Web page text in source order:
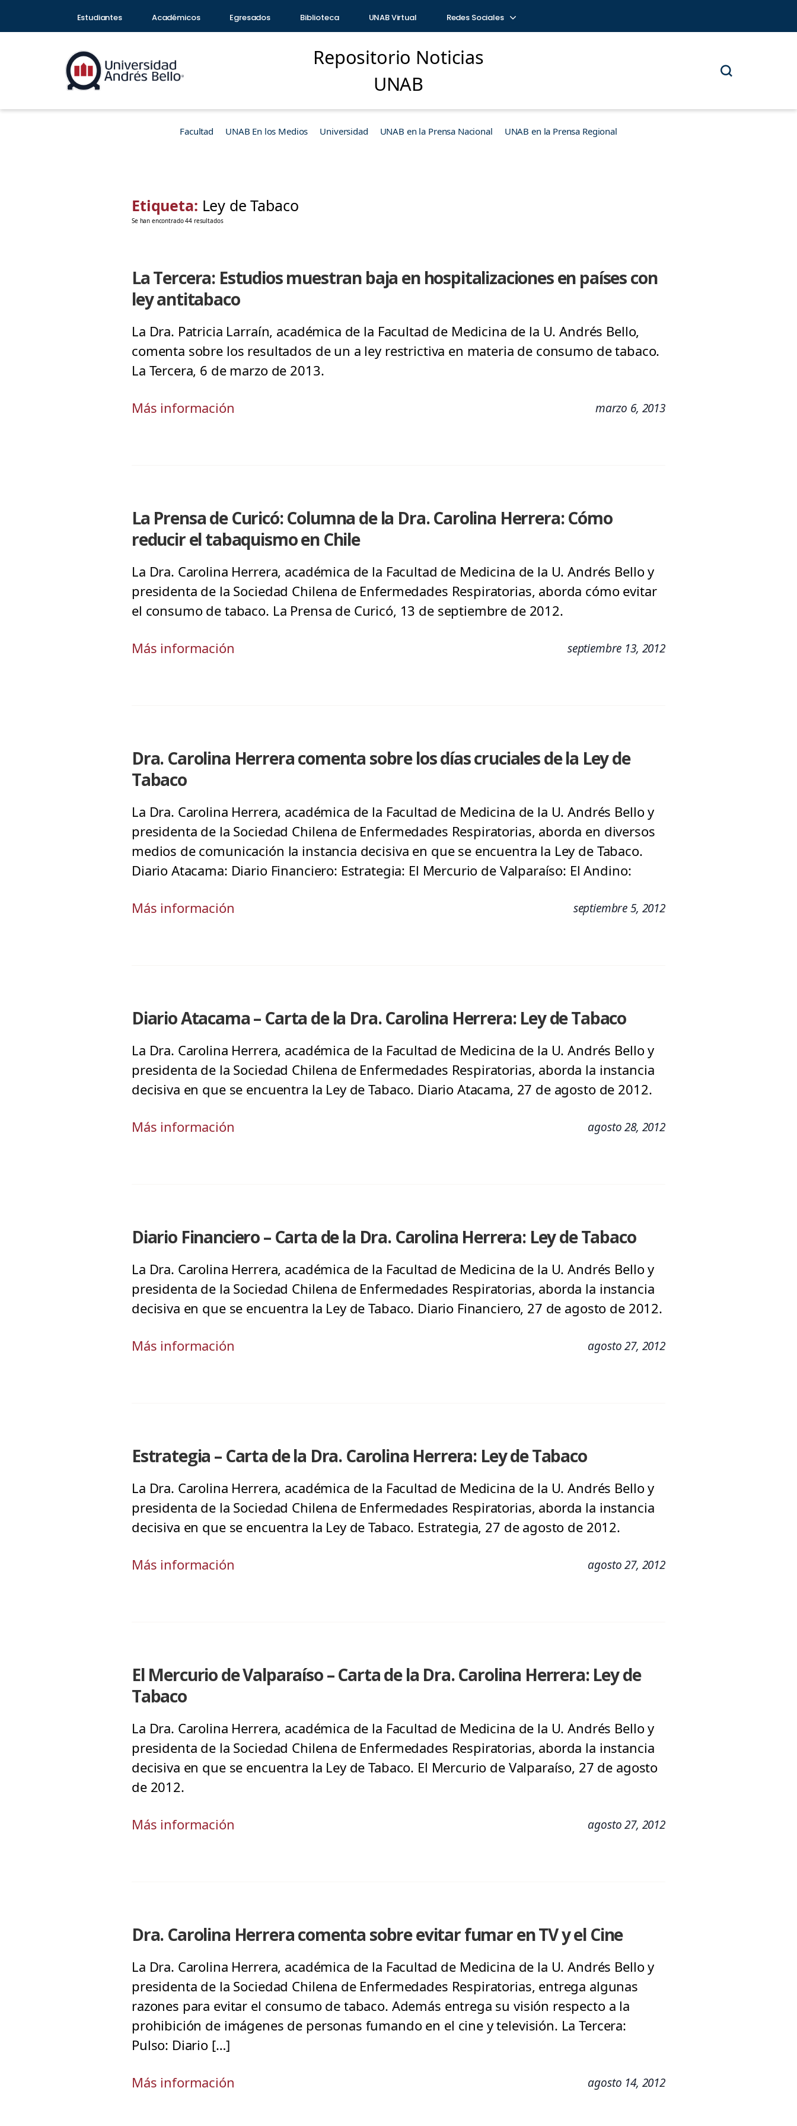
Estudiantes Académicos Egresados Biblioteca UNAB Virtual Redes Sociales
Repositorio Noticias
UNAB
Facultad UNAB En los Medios Universidad UNAB en la Prensa Nacional UNAB en la Prensa Regional
Etiqueta: Ley de Tabaco
Se han encontrado 44 resultados
La Tercera: Estudios muestran baja en hospitalizaciones en países con
ley antitabaco
La Dra. Patricia Larraín, académica de la Facultad de Medicina de la U. Andrés Bello,
comenta sobre los resultados de un a ley restrictiva en materia de consumo de tabaco.
La Tercera, 6 de marzo de 2013.
Más información marzo 6, 2013
La Prensa de Curicó: Columna de la Dra. Carolina Herrera: Cómo
reducir el tabaquismo en Chile
La Dra. Carolina Herrera, académica de la Facultad de Medicina de la U. Andrés Bello y
presidenta de la Sociedad Chilena de Enfermedades Respiratorias, aborda cómo evitar
el consumo de tabaco. La Prensa de Curicó, 13 de septiembre de 2012.
Más información septiembre 13, 2012
Dra. Carolina Herrera comenta sobre los días cruciales de la Ley de
Tabaco
La Dra. Carolina Herrera, académica de la Facultad de Medicina de la U. Andrés Bello y
presidenta de la Sociedad Chilena de Enfermedades Respiratorias, aborda en diversos
medios de comunicación la instancia decisiva en que se encuentra la Ley de Tabaco.
Diario Atacama: Diario Financiero: Estrategia: El Mercurio de Valparaíso: El Andino:
Más información septiembre 5, 2012
Diario Atacama – Carta de la Dra. Carolina Herrera: Ley de Tabaco
La Dra. Carolina Herrera, académica de la Facultad de Medicina de la U. Andrés Bello y
presidenta de la Sociedad Chilena de Enfermedades Respiratorias, aborda la instancia
decisiva en que se encuentra la Ley de Tabaco. Diario Atacama, 27 de agosto de 2012.
Más información agosto 28, 2012
Diario Financiero – Carta de la Dra. Carolina Herrera: Ley de Tabaco
La Dra. Carolina Herrera, académica de la Facultad de Medicina de la U. Andrés Bello y
presidenta de la Sociedad Chilena de Enfermedades Respiratorias, aborda la instancia
decisiva en que se encuentra la Ley de Tabaco. Diario Financiero, 27 de agosto de 2012.
Más información agosto 27, 2012
Estrategia – Carta de la Dra. Carolina Herrera: Ley de Tabaco
La Dra. Carolina Herrera, académica de la Facultad de Medicina de la U. Andrés Bello y
presidenta de la Sociedad Chilena de Enfermedades Respiratorias, aborda la instancia
decisiva en que se encuentra la Ley de Tabaco. Estrategia, 27 de agosto de 2012.
Más información agosto 27, 2012
El Mercurio de Valparaíso – Carta de la Dra. Carolina Herrera: Ley de
Tabaco
La Dra. Carolina Herrera, académica de la Facultad de Medicina de la U. Andrés Bello y
presidenta de la Sociedad Chilena de Enfermedades Respiratorias, aborda la instancia
decisiva en que se encuentra la Ley de Tabaco. El Mercurio de Valparaíso, 27 de agosto
de 2012.
Más información agosto 27, 2012
Dra. Carolina Herrera comenta sobre evitar fumar en TV y el Cine
La Dra. Carolina Herrera, académica de la Facultad de Medicina de la U. Andrés Bello y
presidenta de la Sociedad Chilena de Enfermedades Respiratorias, entrega algunas
razones para evitar el consumo de tabaco. Además entrega su visión respecto a la
prohibición de imágenes de personas fumando en el cine y televisión. La Tercera:
Pulso: Diario […]
Más información agosto 14, 2012